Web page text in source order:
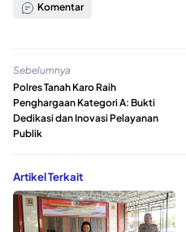
Komentar
Sebelumnya
Polres Tanah Karo Raih
Penghargaan Kategori A: Bukti
Dedikasi dan Inovasi Pelayanan
Publik
Artikel Terkait